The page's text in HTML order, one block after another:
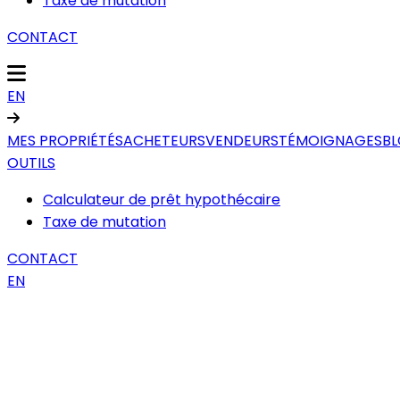
CONTACT
EN
MES PROPRIÉTÉSACHETEURSVENDEURSTÉMOIGNAGES
OUTILS
Calculateur de prêt hypothécaire
Taxe de mutation
CONTACT
EN